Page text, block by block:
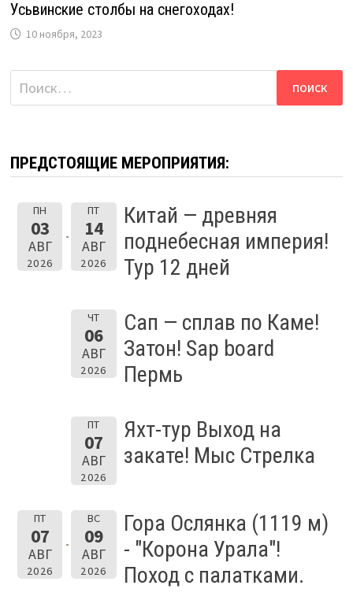
Усьвинские столбы на снегоходах!
10 ноября, 2023
Найти:
ПРЕДСТОЯЩИЕ МЕРОПРИЯТИЯ:
ПН
03
АВГ
2026
ПТ
14
АВГ
2026
Китай — древняя
поднебесная империя!
Тур 12 дней
ЧТ
06
АВГ
2026
Сап — сплав по Каме!
Затон! Sap board
Пермь
ПТ
07
АВГ
2026
Яхт-тур Выход на
закате! Мыс Стрелка
ПТ
07
АВГ
2026
ВС
09
АВГ
2026
Гора Ослянка (1119 м)
- "Корона Урала"!
Поход с палатками.